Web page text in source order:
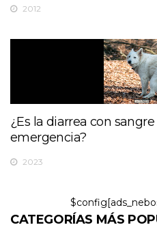
2012
¿Es la diarrea con
emergencia?
2023
CATEGORÍAS MÁS